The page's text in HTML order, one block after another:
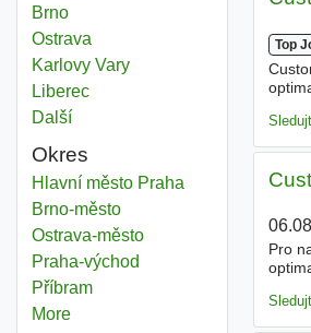
E commerce
Brno
E commerce
Ostrava
E commerce
Karlovy Vary
E commerce
Liberec
Dalšíměsta
Okres
E commerce
Hlavní město Praha
E commerce
Brno-městoOkres
E commerce
Ostrava-městoOkres
E commerce
Praha-východ
E commerce
PříbramOkres
Moredistricts
Top
Pro